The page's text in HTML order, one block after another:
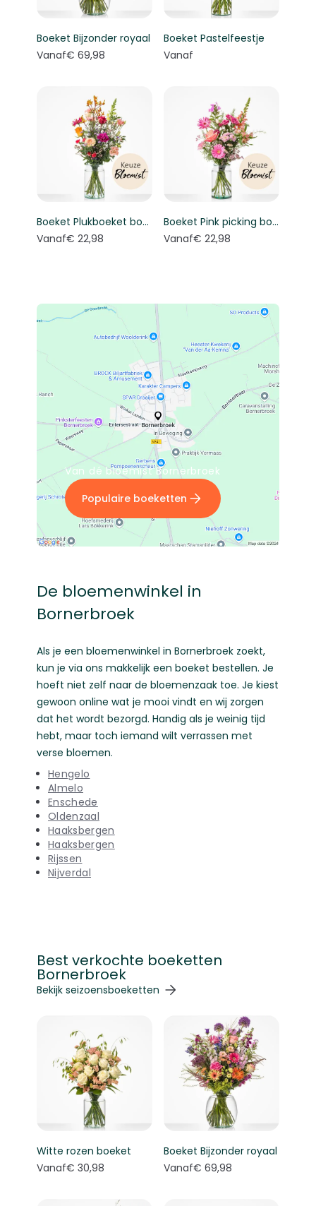
Boeket Bijzonder royaal
Vanaf€ 69,98
Boeket Pastelfeestje
Vanaf
Boeket Plukboeket bont - Keuze bloemist
Vanaf€ 22,98
Boeket Pink picking bouquet - Florist's choice
Vanaf€ 22,98
Van dé bloemist Bornerbroek
Populaire boeketten
De bloemenwinkel in
Bornerbroek
Als je een bloemenwinkel in Bornerbroek zoekt,
kun je via ons makkelijk een boeket bestellen. Je
hoeft niet zelf naar de bloemenzaak toe. Je kiest
gewoon online wat je mooi vindt en wij zorgen
dat het wordt bezorgd. Handig als je weinig tijd
hebt, maar toch iemand wilt verrassen met
verse bloemen.
Hengelo
Almelo
Enschede
Oldenzaal
Haaksbergen
Haaksbergen
Rijssen
Nijverdal
Best verkochte boeketten
Bornerbroek
Navigeren door de elementen van de carrousel is
Druk om carrousel over te slaan
Bekijk seizoensboeketten
Witte rozen boeket
Vanaf€ 30,98
Boeket Bijzonder royaal
Vanaf€ 69,98